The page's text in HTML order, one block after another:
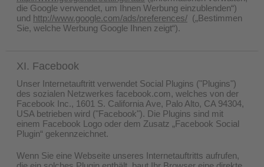
die Google verwendet, um Ihnen Werbung einzublenden“)
und http://www.google.com/ads/preferences/ („Bestimmen
Sie, welche Werbung Google Ihnen zeigt“).
XI. Facebook
Unser Internetauftritt verwendet Social Plugins ("Plugins")
des sozialen Netzwerkes facebook.com, welches von der
Facebook Inc., 1601 S. California Ave, Palo Alto, CA 94304,
USA betrieben wird ("Facebook"). Die Plugins sind mit
einem Facebook Logo oder dem Zusatz „Facebook Social
Plugin“ gekennzeichnet.
Wenn Sie eine Webseite unseres Internetauftritts aufrufen,